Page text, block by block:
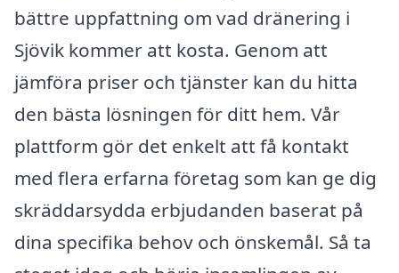
bättre uppfattning om vad dränering i
Sjövik kommer att kosta. Genom att
jämföra priser och tjänster kan du hitta
den bästa lösningen för ditt hem. Vår
plattform gör det enkelt att få kontakt
med flera erfarna företag som kan ge dig
skräddarsydda erbjudanden baserat på
dina specifika behov och önskemål. Så ta